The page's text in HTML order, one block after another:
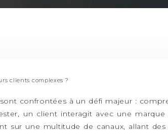
clients complexes ?
confrontées à un défi majeur :
un client interagit avec une
sur une multitude de canaux, allant